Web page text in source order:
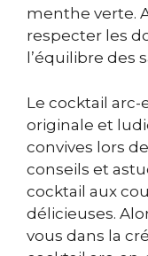
menthe verte.
respecter les
l’équilibre des
Le cocktail arc-
originale et
convives lors
conseils et
cocktail aux
délicieuses.
vous dans la